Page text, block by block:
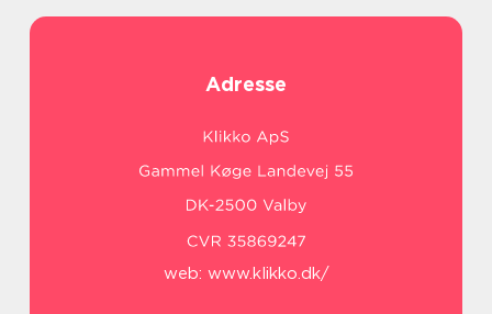
Adresse
web: www.klikko.dk/